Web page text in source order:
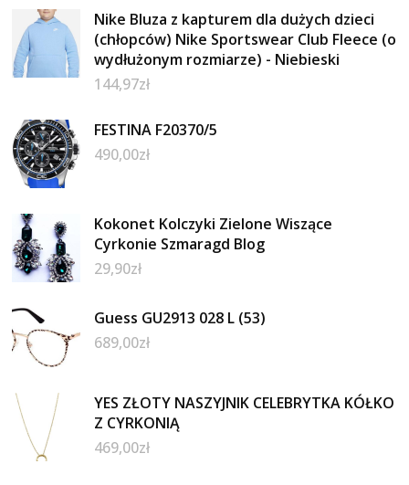
Nike Bluza z kapturem dla dużych dzieci
(chłopców) Nike Sportswear Club Fleece (o
wydłużonym rozmiarze) - Niebieski
144,97zł
FESTINA F20370/5
490,00zł
Kokonet Kolczyki Zielone Wiszące
Cyrkonie Szmaragd Blog
29,90zł
Guess GU2913 028 L (53)
689,00zł
YES ZŁOTY NASZYJNIK CELEBRYTKA KÓŁKO
Z CYRKONIĄ
469,00zł